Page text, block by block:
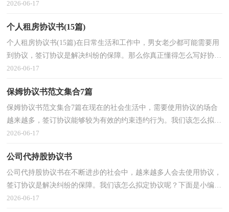
小编收集整理的校园安全协议书，仅供参考，欢迎大家阅读...
2026-06-17
个人租房协议书(15篇)
个人租房协议书(15篇)在日常生活和工作中，男女老少都可能需要用
到协议，签订协议是解决纠纷的保障。那么你真正懂得怎么写好协议
吗？以下是小编整理的个人租房协议书，欢迎大家分享...
2026-06-17
保姆协议书范文集合7篇
保姆协议书范文集合7篇在现在的社会生活中，需要使用协议的场合
越来越多，签订协议能够较为有效的约束违约行为。我们该怎么拟定
协议呢？以下是小编精心整理的保姆协议书7篇，欢迎大...
2026-06-17
公司代持股协议书
公司代持股协议书在不断进步的社会中，越来越多人会去使用协议，
签订协议是解决纠纷的保障。我们该怎么拟定协议呢？下面是小编收
集整理的公司代持股协议书，欢迎大家借鉴与参考，希望...
2026-06-17